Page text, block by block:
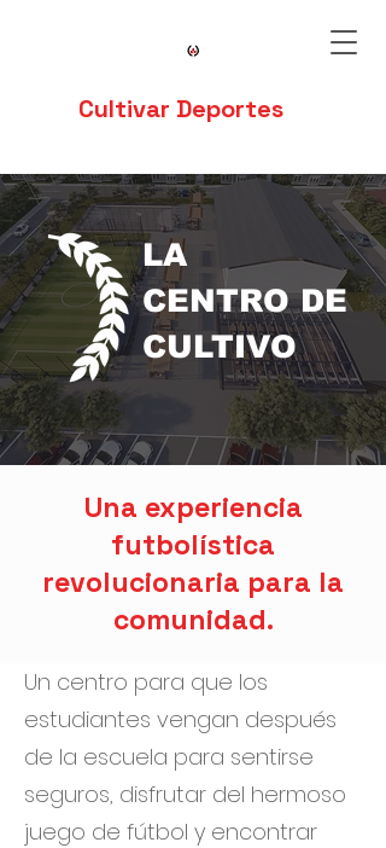
Cultivar Deportes
LA
CENTRO DE
CULTIVO
Una experiencia
futbolística
revolucionaria para la
comunidad.
Un centro para que los
estudiantes vengan después
de la escuela para sentirse
seguros, disfrutar del hermoso
juego de fútbol y encontrar